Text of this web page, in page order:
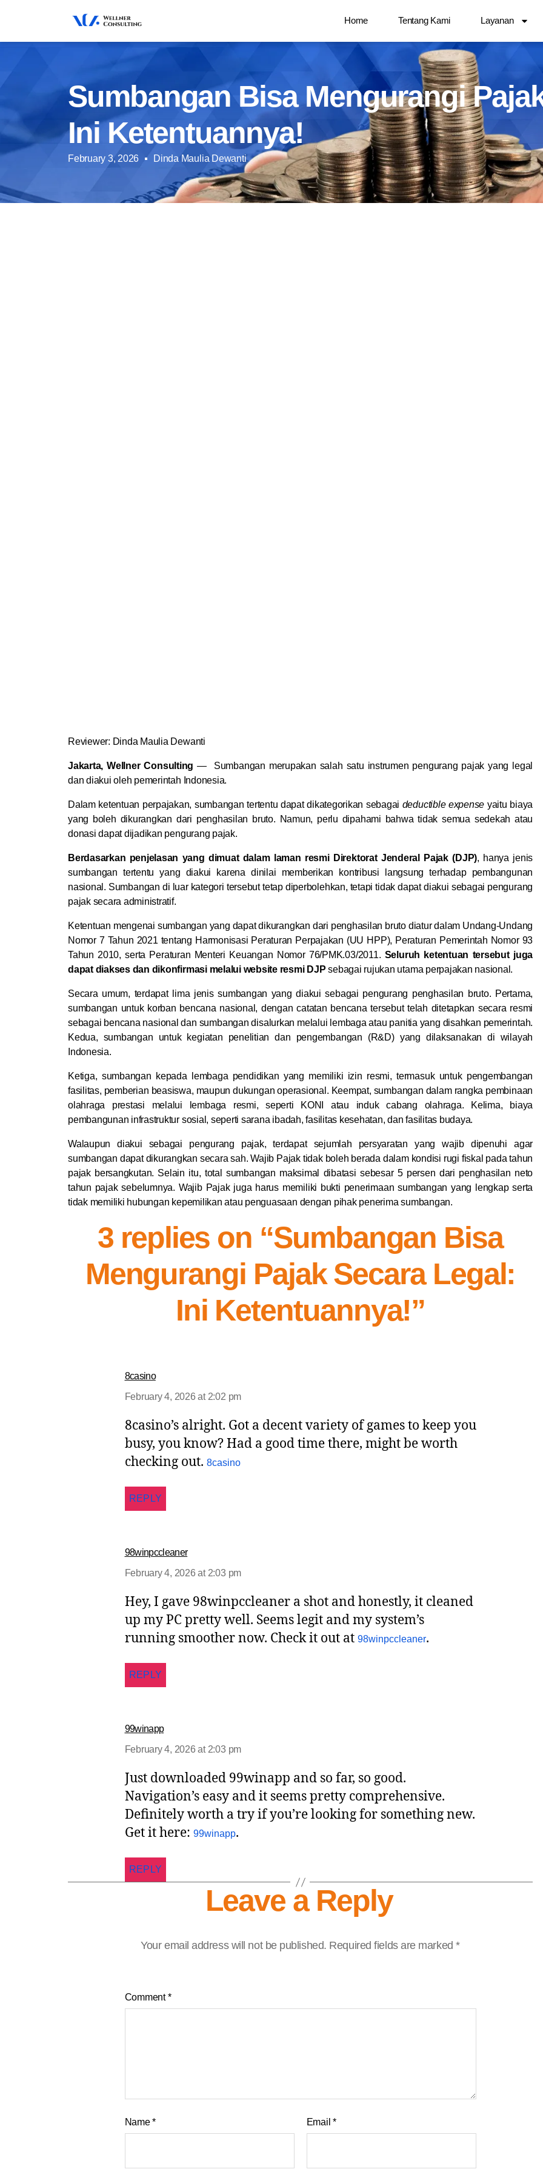
Home Tentang Kami Layanan
Sumbangan Bisa Mengurangi
Ini Ketentuannya!
February 3, 2026 Dinda Maulia Dewanti
Reviewer: Dinda Maulia Dewanti
Jakarta, Wellner Consulting —
Sumbangan merupakan salah satu instrumen pengurang pajak yang legal
dan diakui oleh pemerintah Indonesia.
Dalam ketentuan perpajakan, sumbangan tertentu dapat dikategorikan sebagai deductible expense yaitu biaya
yang boleh dikurangkan dari penghasilan bruto. Namun, perlu dipahami bahwa tidak semua sedekah atau
donasi dapat dijadikan pengurang pajak.
Berdasarkan penjelasan yang dimuat dalam laman resmi Direktorat Jenderal Pajak (DJP), hanya jenis
sumbangan tertentu yang diakui karena dinilai memberikan kontribusi langsung terhadap pembangunan
nasional. Sumbangan di luar kategori tersebut tetap diperbolehkan, tetapi tidak dapat diakui sebagai pengurang
pajak secara administratif.
Ketentuan mengenai sumbangan yang dapat dikurangkan dari penghasilan bruto diatur dalam Undang-Undang
Nomor 7 Tahun 2021 tentang Harmonisasi Peraturan Perpajakan (UU HPP), Peraturan Pemerintah Nomor 93
Tahun 2010, serta Peraturan Menteri Keuangan Nomor 76/PMK.03/2011. Seluruh ketentuan tersebut juga
dapat diakses dan dikonfirmasi melalui website resmi DJP sebagai rujukan utama perpajakan nasional.
Secara umum, terdapat lima jenis sumbangan yang diakui sebagai pengurang penghasilan bruto. Pertama,
sumbangan untuk korban bencana nasional, dengan catatan bencana tersebut telah ditetapkan secara resmi
sebagai bencana nasional dan sumbangan disalurkan melalui lembaga atau panitia yang disahkan pemerintah.
Kedua, sumbangan untuk kegiatan penelitian dan pengembangan (R&D) yang dilaksanakan di wilayah
Indonesia.
Ketiga, sumbangan kepada lembaga pendidikan yang memiliki izin resmi, termasuk untuk pengembangan
fasilitas, pemberian beasiswa, maupun dukungan operasional. Keempat, sumbangan dalam rangka pembinaan
olahraga prestasi melalui lembaga resmi, seperti KONI atau induk cabang olahraga. Kelima, biaya
pembangunan infrastruktur sosial, seperti sarana ibadah, fasilitas kesehatan, dan fasilitas budaya.
Walaupun diakui sebagai pengurang pajak, terdapat sejumlah persyaratan yang wajib dipenuhi agar
sumbangan dapat dikurangkan secara sah. Wajib Pajak tidak boleh berada dalam kondisi rugi fiskal pada tahun
pajak bersangkutan. Selain itu, total sumbangan maksimal dibatasi sebesar 5 persen dari penghasilan neto
tahun pajak sebelumnya. Wajib Pajak juga harus memiliki bukti penerimaan sumbangan yang lengkap serta
tidak memiliki hubungan kepemilikan atau penguasaan dengan pihak penerima sumbangan.
3 replies on “Sumbangan Bisa
Mengurangi Pajak Secara Legal:
Ini Ketentuannya!”
8casino
February 4, 2026 at 2:02 pm
8casino’s alright. Got a decent variety of games to keep you
busy, you know? Had a good time there, might be worth
checking out. 8casino
REPLY
98winpccleaner
February 4, 2026 at 2:03 pm
Hey, I gave 98winpccleaner a shot and honestly, it cleaned
up my PC pretty well. Seems legit and my system’s
running smoother now. Check it out at 98winpccleaner.
REPLY
99winapp
February 4, 2026 at 2:03 pm
Just downloaded 99winapp and so far, so good.
Navigation’s easy and it seems pretty comprehensive.
Definitely worth a try if you’re looking for something new.
Get it here: 99winapp.
REPLY
Leave a Reply
Your email address will not be published. Required fields are marked*
Comment*
Name* Email*